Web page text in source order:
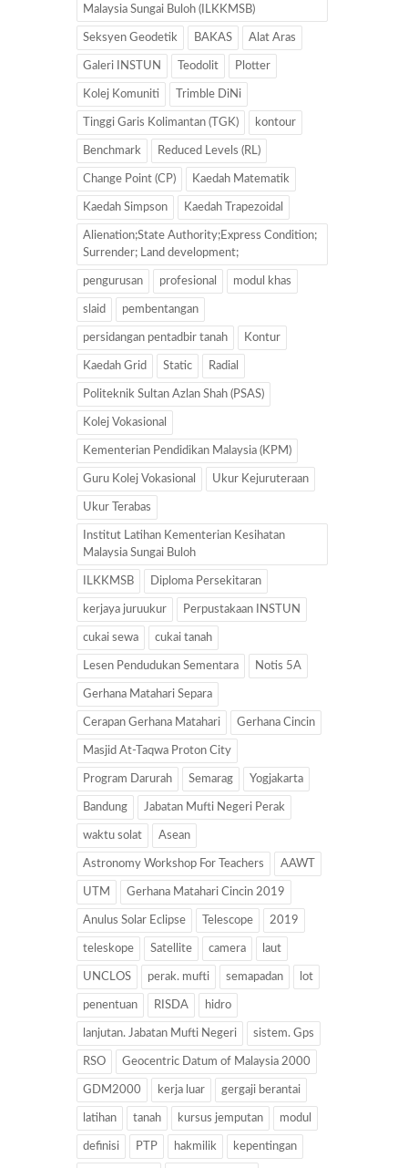
Malaysia Sungai Buloh (ILKKMSB)
Seksyen Geodetik BAKAS Alat Aras
Galeri INSTUN Teodolit Plotter
Kolej Komuniti Trimble DiNi
Tinggi Garis Kolimantan (TGK) kontour
Benchmark Reduced Levels (RL)
Change Point (CP) Kaedah Matematik
Kaedah Simpson Kaedah Trapezoidal
Alienation;State Authority;Express Condition;
Surrender; Land development;
pengurusan profesional modul khas
slaid pembentangan
persidangan pentadbir tanah Kontur
Kaedah Grid Static Radial
Politeknik Sultan Azlan Shah (PSAS)
Kolej Vokasional
Kementerian Pendidikan Malaysia (KPM)
Guru Kolej Vokasional Ukur Kejuruteraan
Ukur Terabas
Institut Latihan Kementerian Kesihatan
Malaysia Sungai Buloh
ILKKMSB Diploma Persekitaran
kerjaya juruukur Perpustakaan INSTUN
cukai sewa cukai tanah
Lesen Pendudukan Sementara Notis 5A
Gerhana Matahari Separa
Cerapan Gerhana Matahari Gerhana Cincin
Masjid At-Taqwa Proton City
Program Darurah Semarag Yogjakarta
Bandung Jabatan Mufti Negeri Perak
waktu solat Asean
Astronomy Workshop For Teachers AAWT
UTM Gerhana Matahari Cincin 2019
Anulus Solar Eclipse Telescope 2019
teleskope Satellite camera laut
UNCLOS perak. mufti semapadan lot
penentuan RISDA hidro
lanjutan. Jabatan Mufti Negeri sistem. Gps
RSO Geocentric Datum of Malaysia 2000
GDM2000 kerja luar gergaji berantai
latihan tanah kursus jemputan modul
definisi PTP hakmilik kepentingan